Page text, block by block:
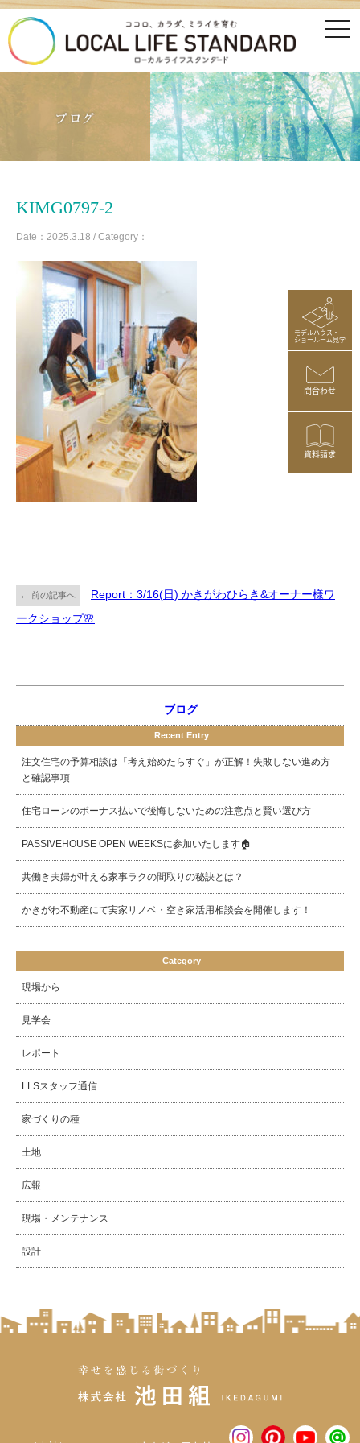
モデルハウス・
ショールーム見学
問合わせ
資料請求
KIMG0797-2
Date：2025.3.18 / Category：
← 前の記事へ
Report：3/16(日) かきがわひらき&オーナー様ワ
ークショップ🌸
ブログ
Recent Entry
注文住宅の予算相談は「考え始めたらすぐ」が正解！失敗しない進め方
と確認事項
住宅ローンのボーナス払いで後悔しないための注意点と賢い選び方
PASSIVEHOUSE OPEN WEEKSに参加いたします🏠
共働き夫婦が叶える家事ラクの間取りの秘訣とは？
かきがわ不動産にて実家リノベ・空き家活用相談会を開催します！
Category
現場から
見学会
レポート
LLSスタッフ通信
家づくりの種
土地
広報
現場・メンテナンス
設計